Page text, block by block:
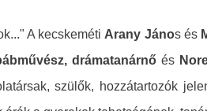
A kecskeméti Arany János és
bművész, drámatanárnő és
szülők, hozzátartozók